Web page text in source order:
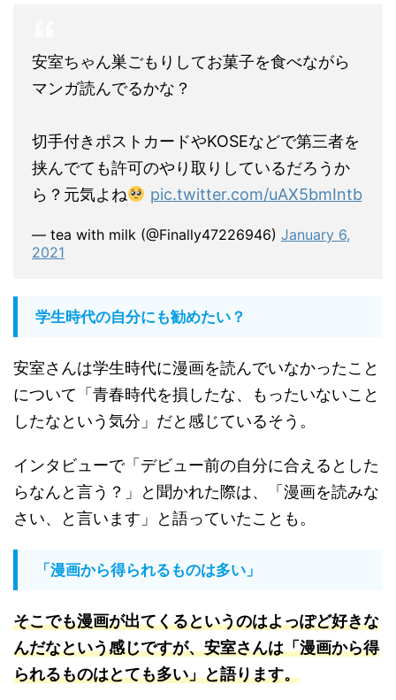
安室ちゃん巣ごもりしてお菓子を食べながら
マンガ読んでるかな？
切手付きポストカードやKOSEなどで第三者を
挟んでても許可のやり取りしているだろうか
ら？元気よね
pic.twitter.com/uAX5bmIntb
— tea with milk (@Finally47226946) January 6,
2021
学生時代の自分にも勧めたい？
安室さんは学生時代に漫画を読んでいなかったこと
について「青春時代を損したな、もったいないこと
したなという気分」だと感じているそう。
インタビューで「デビュー前の自分に合えるとした
らなんと言う？」と聞かれた際は、「漫画を読みな
さい、と言います」と語っていたことも。
「漫画から得られるものは多い」
そこでも漫画が出てくるというのはよっぽど好きな
んだなという感じですが、安室さんは「漫画から得
られるものはとても多い」と語ります。